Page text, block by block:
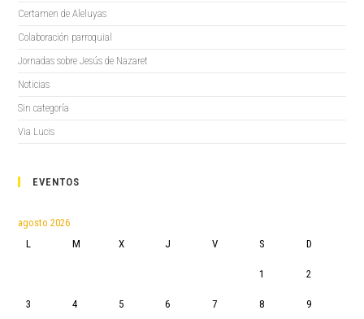
Certamen de Aleluyas
Colaboración parroquial
Jornadas sobre Jesús de Nazaret
Noticias
Sin categoría
Via Lucis
EVENTOS
agosto 2026
L
M X J V S D
1 2
3 4 5 6 7 8 9